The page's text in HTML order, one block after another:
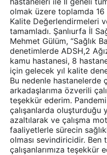
olmak üzere toplamda 16
Kalite Değerlendirmeleri
tamamladı. Şanlıurfa İl
Mehmet Gülüm, “Sağlık
denetimlerde ADSH,2
kamu hastanesi, 8
için gelecek yıl kalite
Bu nedenle hastanelerde
arkadaşlarıma özverili
teşekkür ederim.
çalışanlarda oluşturduğu
azaltılarak ve çalışma
faaliyetlerle sürecin
olması sevindiricidir. Ben
çalışanlarımıza teşekkür